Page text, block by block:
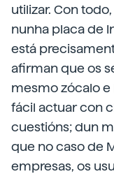
utilizar. Con
nunha placa de
está
afirman que os
mesmo zócalo e
fácil actuar con
cuestións; dun
que no caso de
empresas, os